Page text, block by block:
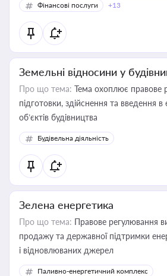
Фінансові послуги
+13
Земельні відносини у
Про що тема: Тема охоплює правове
підготовки, здійснення та введення в
об’єктів будівництва
Будівельна діяльність
Зелена енергетика
Про що тема: Правове регулювання
продажу та державної підтримки
і відновлюваних джерел
Паливно-енергетичний комплекс